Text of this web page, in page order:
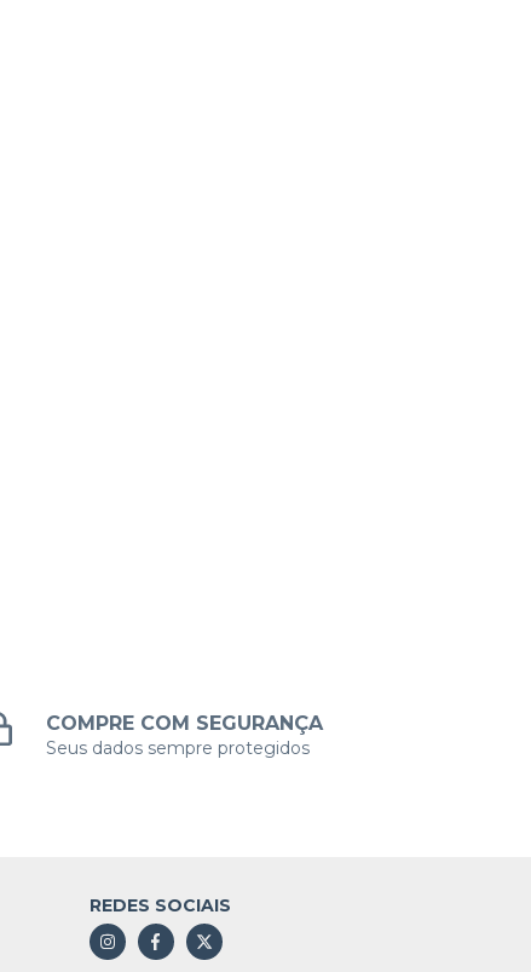
COMPRE COM SEGURANÇA
Seus dados sempre protegidos
REDES SOCIAIS